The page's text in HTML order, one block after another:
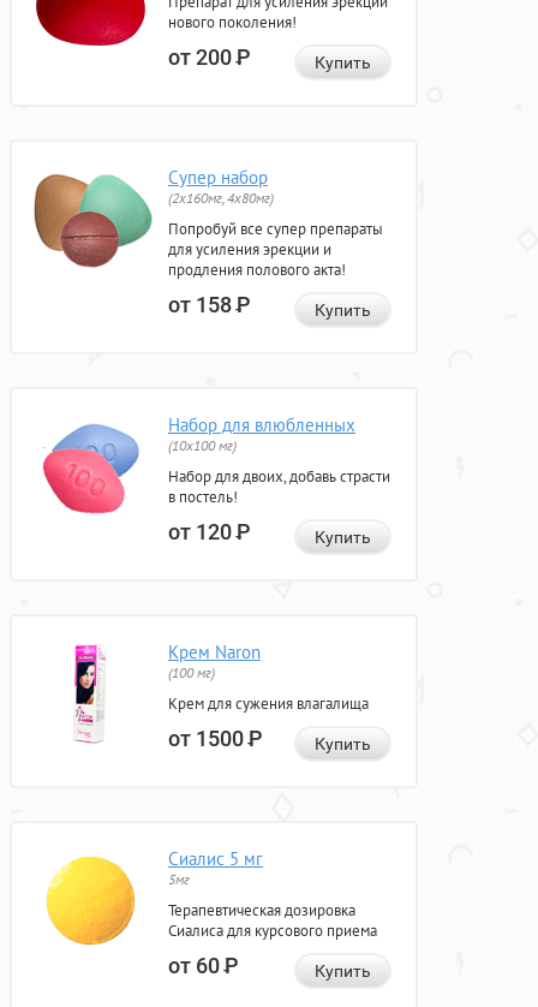
нового поколения!
от 200Р Купить
Супер набор
(2х160мг, 4х80мг)
Попробуй все супер препараты
для усиления эрекции и
продления полового акта!
от 158Р Купить
Набор для влюбленных
(10х100 мг)
Набор для двоих, добавь страсти
в постель!
от 120Р Купить
Крем Naron
(100 мг)
Крем для сужения влагалища
от 1500Р Купить
Сиалис 5 мг
5мг
Терапевтическая дозировка
Сиалиса для курсового приема
от 60Р Купить